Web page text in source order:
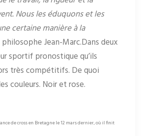
Nous les éduquons et les
certaine manière à la
Jean-Marc.Dans deux
sportif pronostique qu’ils
très compétitifs. De quoi
couleurs. Noir et rose.
de cross en Bretagne le 12 mars dernier, où il finit